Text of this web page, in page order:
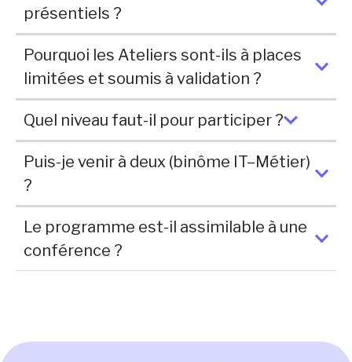
présentiels ?
Pourquoi les Ateliers sont-ils à places
limitées et soumis à validation ?
Quel niveau faut-il pour participer ?
Puis-je venir à deux (binôme IT–Métier)
?
Le programme est-il assimilable à une
conférence ?